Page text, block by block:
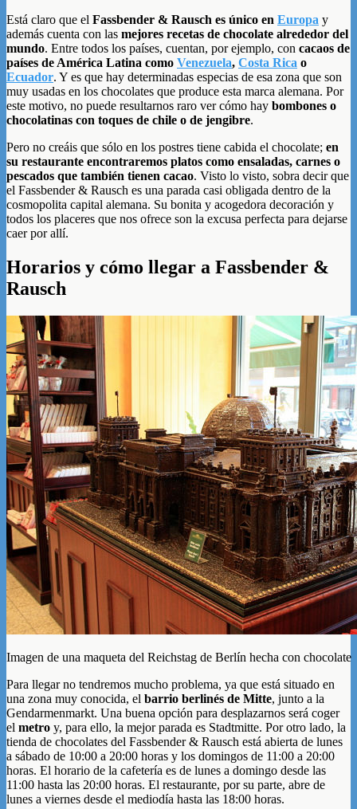
Está claro que el Fassbender & Rausch es único en Europa y
además cuenta con las mejores recetas de chocolate alrededor del
mundo. Entre todos los países, cuentan, por ejemplo, con cacaos de
países de América Latina como Venezuela, Costa Rica o
Ecuador. Y es que hay determinadas especias de esa zona que son
muy usadas en los chocolates que produce esta marca alemana. Por
este motivo, no puede resultarnos raro ver cómo hay bombones o
chocolatinas con toques de chile o de jengibre.
Pero no creáis que sólo en los postres tiene cabida el chocolate; en
su restaurante encontraremos platos como ensaladas, carnes o
pescados que también tienen cacao. Visto lo visto, sobra decir que
el Fassbender & Rausch es una parada casi obligada dentro de la
cosmopolita capital alemana. Su bonita y acogedora decoración y
todos los placeres que nos ofrece son la excusa perfecta para dejarse
caer por allí.
Horarios y cómo llegar a Fassbender &
Rausch
Imagen de una maqueta del Reichstag de Berlín hecha con chocolate
Para llegar no tendremos mucho problema, ya que está situado en
una zona muy conocida, el barrio berlinés de Mitte, junto a la
Gendarmenmarkt. Una buena opción para desplazarnos será coger
el metro y, para ello, la mejor parada es Stadtmitte. Por otro lado, la
tienda de chocolates del Fassbender & Rausch está abierta de lunes
a sábado de 10:00 a 20:00 horas y los domingos de 11:00 a 20:00
horas. El horario de la cafetería es de lunes a domingo desde las
11:00 hasta las 20:00 horas. El restaurante, por su parte, abre de
lunes a viernes desde el mediodía hasta las 18:00 horas.